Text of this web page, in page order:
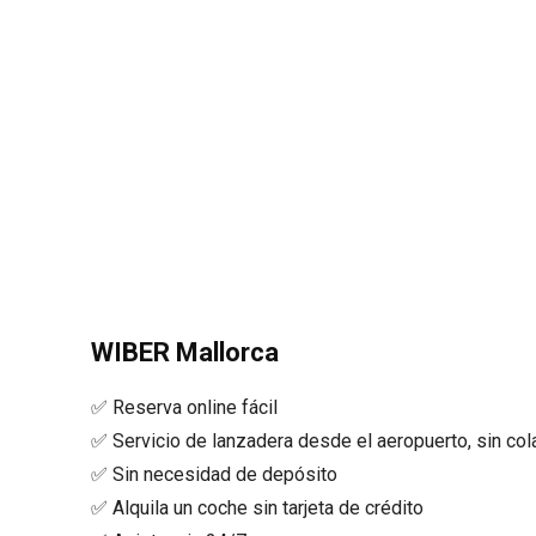
WIBER Mallorca
✅ Reserva online fácil
✅ Servicio de lanzadera desde el aeropuerto, sin
✅ Sin necesidad de depósito
✅ Alquila un coche sin tarjeta de crédito